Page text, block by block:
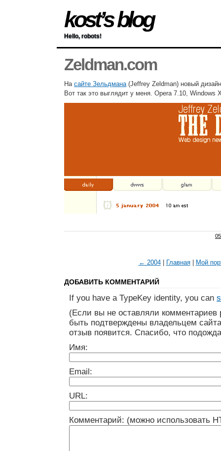
kost’s blog
Hello, robots!
Zeldman.com
На сайте Зельдмана(Jeffrey Zeldman) новый
Вот так это выглядит у меня. Opera 7.10, Windows
← 2004| Главная| Мой
ДОБАВИТЬ КОММЕНТАРИЙ
If you have a TypeKey identity, you can
(Если вы не оставляли
быть подтверждены владельцем
отзыв появится. Спасибо, что
Имя:
Email:
URL:
Комментарий: (можно использовать